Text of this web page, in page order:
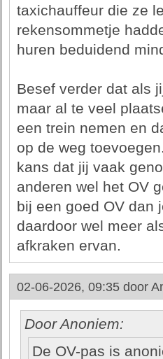
taxichauffeur die ze
rekensommetje
huren beduidend
Besef verder dat als
maar al te veel
een trein nemen en
op de weg
kans dat jij vaak
anderen wel het OV
bij een goed OV dan
daardoor wel meer
afkraken ervan.
02-06-2026, 09:35 door
Door Anoniem:
De OV-pas is